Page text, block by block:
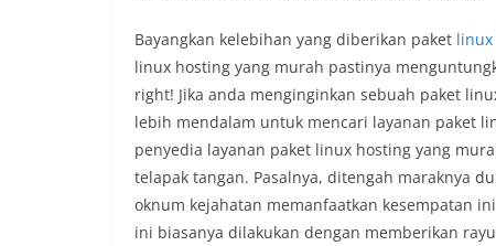
Bayangkan kelebihan yang diberikan paket
linux hosting yang murah pastinya
right! Jika anda menginginkan sebuah paket
lebih mendalam untuk mencari layanan paket
penyedia layanan paket linux hosting yang
telapak tangan. Pasalnya, ditengah maraknya
oknum kejahatan memanfaatkan kesempatan
ini biasanya dilakukan dengan memberikan